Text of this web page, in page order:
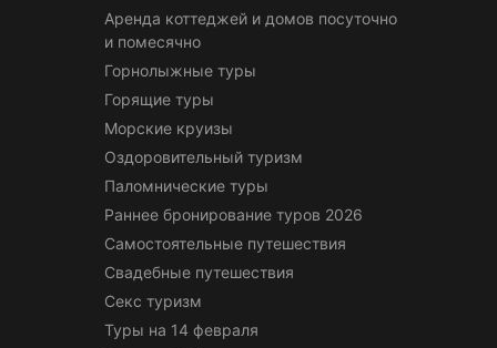
Аренда коттеджей и домов посуточно
и помесячно
Горнолыжные туры
Горящие туры
Морские круизы
Оздоровительный туризм
Паломнические туры
Раннее бронирование туров 2026
Самостоятельные путешествия
Свадебные путешествия
Секс туризм
Туры на 14 февраля